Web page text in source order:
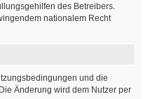
des Betreibers.
nationalem Recht
und die
Änderung wird dem Nutzer per